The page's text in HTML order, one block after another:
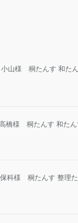
小山様 桐たんす 和た
橋様 桐たんす 和た
科様 桐たんす 整理